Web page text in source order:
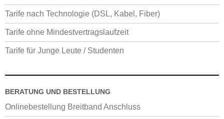
Tarife nach Technologie (DSL, Kabel, Fiber)
Tarife ohne Mindestvertragslaufzeit
Tarife für Junge Leute / Studenten
BERATUNG UND BESTELLUNG
Onlinebestellung Breitband Anschluss